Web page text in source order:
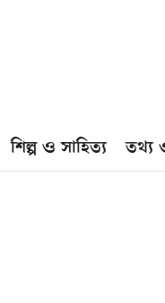
শিল্প ও সাহিত্য তথ্য